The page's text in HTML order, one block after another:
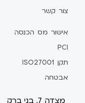
צור קשר
אישור מס הכנסה
PCI
תקן ISO27001
אבטחה
מצדה 7, בני ברק